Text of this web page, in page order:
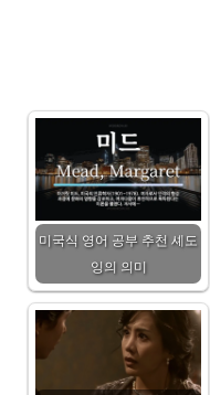
미국식 영어 공부 추천 셰도
잉의 의미